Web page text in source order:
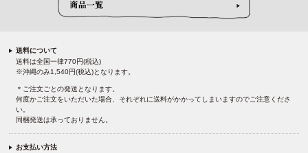
送料について
送料は全国一律770円(税込)
※沖縄のみ1,540円(税込)となります。
＊ご注文ごとの発送となります。
何度かご注文をいただいた場合、それぞれに送料がかかってしまいますのでご注意くださ
い。
同梱発送は承っておりません。
お支払い方法